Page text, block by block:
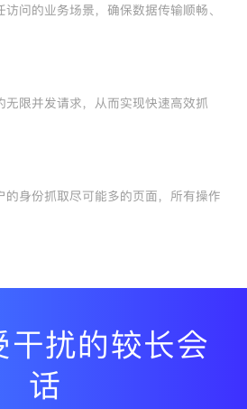
问的业务场景，确保数据传输顺畅、
限并发请求，从而实现快速高效抓
的身份抓取尽可能多的页面，所有操作
干扰的较长会
话